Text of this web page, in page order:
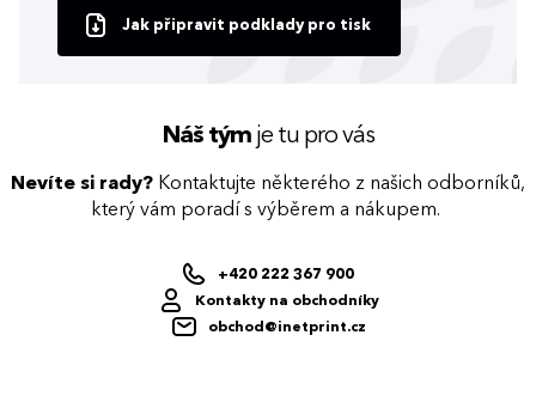
Jak připravit podklady pro tisk
Náš týmje tu pro vás
Nevíte si rady? Kontaktujte některého z našich odborníků,
který vám poradí s výběrem a nákupem.
+420 222 367 900
Kontakty na obchodníky
obchod@inetprint.cz